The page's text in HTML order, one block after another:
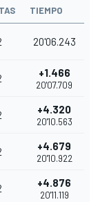
TIEMPO
20'06.243
+1.466
20'07.709
+4.320
20'10.563
+4.679
20'10.922
+4.876
20'11.119